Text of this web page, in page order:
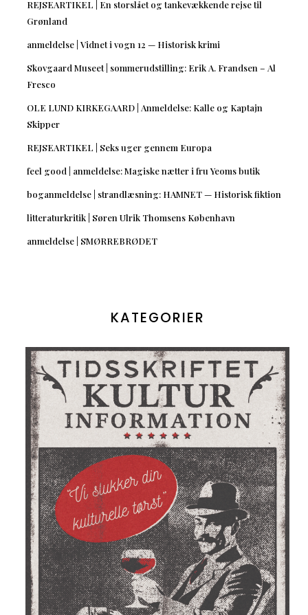
REJSEARTIKEL | En storslået og tankevækkende rejse til
Grønland
anmeldelse | Vidnet i vogn 12 — Historisk krimi
Skovgaard Museet | sommerudstilling: Erik A. Frandsen – Al
Fresco
OLE LUND KIRKEGAARD | Anmeldelse: Kalle og Kaptajn
Skipper
REJSEARTIKEL | Seks uger gennem Europa
feel good | anmeldelse: Magiske nætter i fru Yeoms butik
boganmeldelse | strandlæsning: HAMNET — Historisk fiktion
litteraturkritik | Søren Ulrik Thomsens København
anmeldelse | SMØRREBRØDET
KATEGORIER